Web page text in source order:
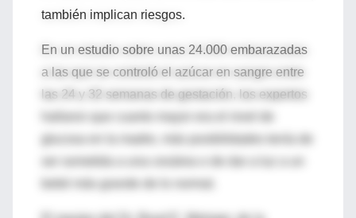
también implican riesgos.
En un estudio sobre unas 24.000 embarazadas
a las que se controló el azúcar en sangre entre
las 24 y 32 semanas de gestación, los expertos
hallaron que cuanto mayor era el nivel de